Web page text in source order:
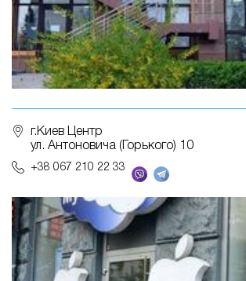
г.Киев Центр
ул. Антоновича (Горького) 10
+38 067 210 22 33